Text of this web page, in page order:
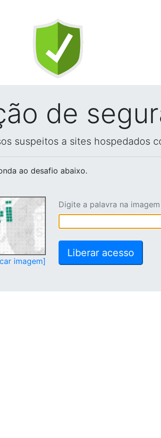
de
suspeitos a sites hospedados
ao desafio abaixo.
imagem]
Digite a palavra na